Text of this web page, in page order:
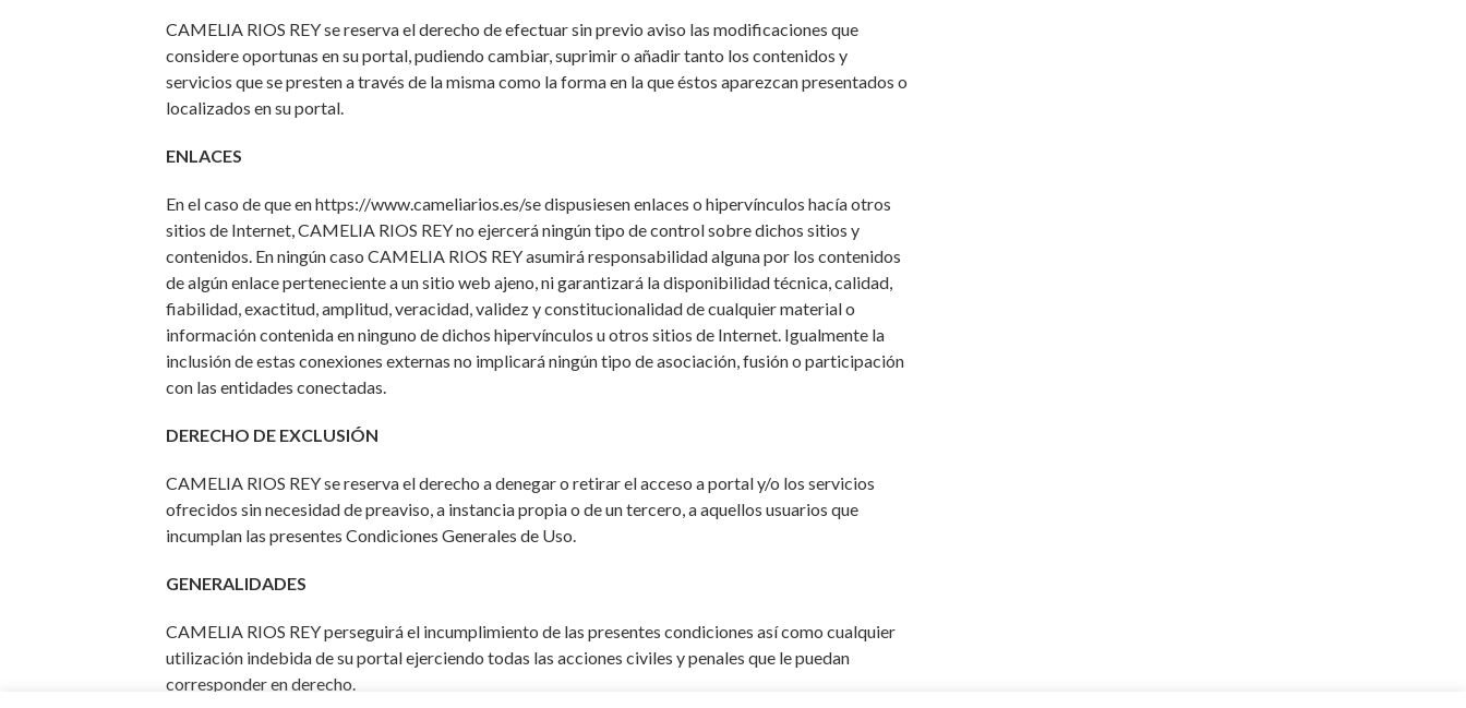
CAMELIA RIOS REY se reserva el derecho de efectuar sin previo aviso las modificaciones que
considere oportunas en su portal, pudiendo cambiar, suprimir o añadir tanto los contenidos y
servicios que se presten a través de la misma como la forma en la que éstos aparezcan presentados o
localizados en su portal.
ENLACES
En el caso de que en https://www.cameliarios.es/se dispusiesen enlaces o hipervínculos hacía otros
sitios de Internet, CAMELIA RIOS REY no ejercerá ningún tipo de control sobre dichos sitios y
contenidos. En ningún caso CAMELIA RIOS REY asumirá responsabilidad alguna por los contenidos
de algún enlace perteneciente a un sitio web ajeno, ni garantizará la disponibilidad técnica, calidad,
fiabilidad, exactitud, amplitud, veracidad, validez y constitucionalidad de cualquier material o
información contenida en ninguno de dichos hipervínculos u otros sitios de Internet. Igualmente la
inclusión de estas conexiones externas no implicará ningún tipo de asociación, fusión o participación
con las entidades conectadas.
DERECHO DE EXCLUSIÓN
CAMELIA RIOS REY se reserva el derecho a denegar o retirar el acceso a portal y/o los servicios
ofrecidos sin necesidad de preaviso, a instancia propia o de un tercero, a aquellos usuarios que
incumplan las presentes Condiciones Generales de Uso.
GENERALIDADES
CAMELIA RIOS REY perseguirá el incumplimiento de las presentes condiciones así como cualquier
utilización indebida de su portal ejerciendo todas las acciones civiles y penales que le puedan
corresponder en derecho.